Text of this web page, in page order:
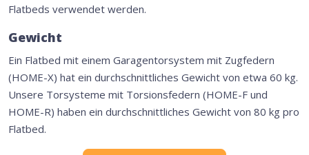
Flatbeds verwendet werden.
Gewicht
Ein Flatbed mit einem Garagentorsystem mit Zugfedern
(HOME-X) hat ein durchschnittliches Gewicht von etwa 60 kg.
Unsere Torsysteme mit Torsionsfedern (HOME-F und
HOME-R) haben ein durchschnittliches Gewicht von 80 kg pro
Flatbed.